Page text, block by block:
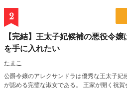
2
【完結】王太子妃候補の悪役令
を手に入れたい
たまこ
公爵令嬢のアレクサンドラは優秀な王太子妃
が認める完璧な淑女である。 王家が開く祝賀会にて、アレクサンドラは婚約者